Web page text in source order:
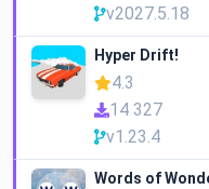
v2027.5.18
Hyper Drift!
4.3
14 327
v1.23.4
Words of